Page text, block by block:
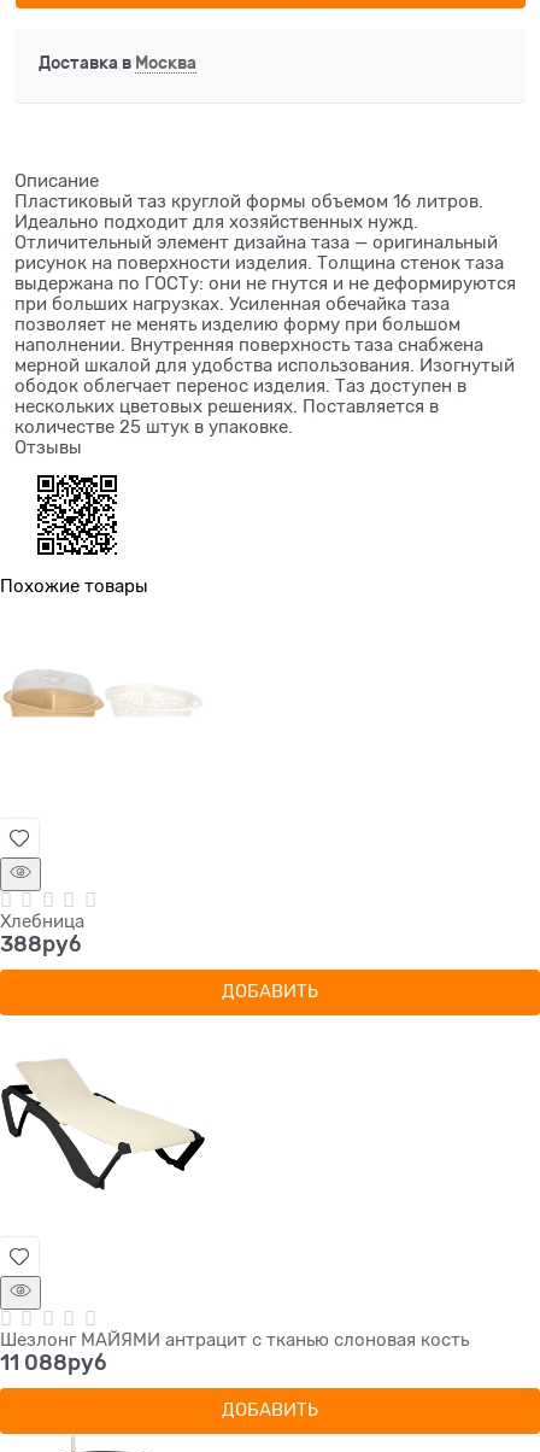
Доставка в Москва
Описание
Пластиковый таз круглой формы объемом 16 литров.
Идеально подходит для хозяйственных нужд.
Отличительный элемент дизайна таза — оригинальный
рисунок на поверхности изделия. Толщина стенок таза
выдержана по ГОСТу: они не гнутся и не деформируются
при больших нагрузках. Усиленная обечайка таза
позволяет не менять изделию форму при большом
наполнении. Внутренняя поверхность таза снабжена
мерной шкалой для удобства использования. Изогнутый
ободок облегчает перенос изделия. Таз доступен в
нескольких цветовых решениях. Поставляется в
количестве 25 штук в упаковке.
Отзывы
Похожие товары
Хлебница
388руб
ДОБАВИТЬ
Шезлонг МАЙЯМИ антрацит с тканью слоновая кость
11 088руб
ДОБАВИТЬ